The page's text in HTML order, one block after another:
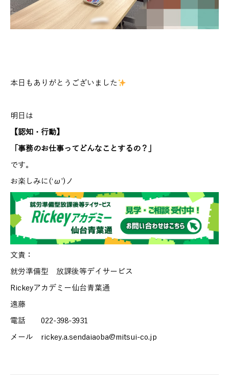
本日もありがとうございました
明日は
【認知・行動】
「事務のお仕事ってどんなことするの？」
です。
お楽しみに(‘ω’)ノ
文責：
就労準備型 放課後等デイサービス
Rickeyアカデミー仙台青葉通
遠藤
電話 022-398-3931
メール rickey.a.sendaiaoba@mitsui-co.jp